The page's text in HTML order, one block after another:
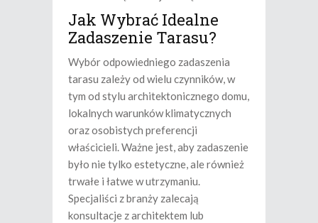
Jak Wybrać Idealne
Zadaszenie Tarasu?
Wybór odpowiedniego zadaszenia
tarasu zależy od wielu czynników, w
tym od stylu architektonicznego domu,
lokalnych warunków klimatycznych
oraz osobistych preferencji
właścicieli. Ważne jest, aby zadaszenie
było nie tylko estetyczne, ale również
trwałe i łatwe w utrzymaniu.
Specjaliści z branży zalecają
konsultacje z architektem lub